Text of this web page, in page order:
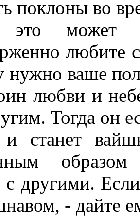
поклоны во
это
любите
нужно ваше
любви и
Тогда он
и станет
другими.
- дайте